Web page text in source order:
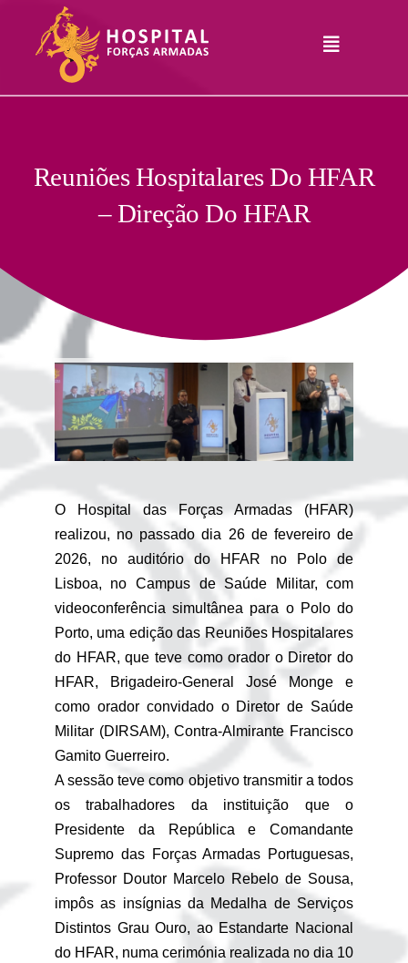
content
Toggle
Serviços
Comunicação
RHLogin
Reuniões Hospitalares Do HFAR
– Direção Do HFAR
O Hospital das Forças Armadas (HFAR)
realizou, no passado dia 26 de fevereiro de
2026, no auditório do HFAR no Polo de
Lisboa, no Campus de Saúde Militar, com
videoconferência simultânea para o Polo do
Porto, uma edição das Reuniões Hospitalares
do HFAR, que teve como orador o Diretor do
HFAR, Brigadeiro-General José Monge e
como orador convidado o Diretor de Saúde
Militar (DIRSAM), Contra-Almirante Francisco
Gamito Guerreiro.
A sessão teve como objetivo transmitir a todos
os trabalhadores da instituição que o
Presidente da República e Comandante
Supremo das Forças Armadas Portuguesas,
Professor Doutor Marcelo Rebelo de Sousa,
impôs as insígnias da Medalha de Serviços
Distintos Grau Ouro, ao Estandarte Nacional
do HFAR, numa cerimónia realizada no dia 10